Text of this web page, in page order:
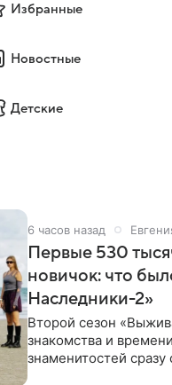
Избранные
Новостные
Детские
6 часов назад
Первые 530
новичок: что
Наследники-2»
Второй сезон
знакомства и
знаменитостей